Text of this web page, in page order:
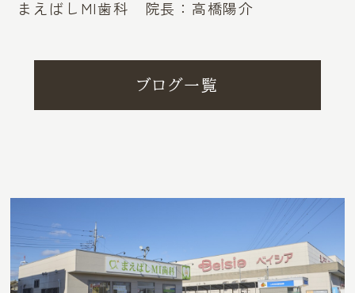
まえばしMI歯科 院長：高橋陽介
ブログ一覧